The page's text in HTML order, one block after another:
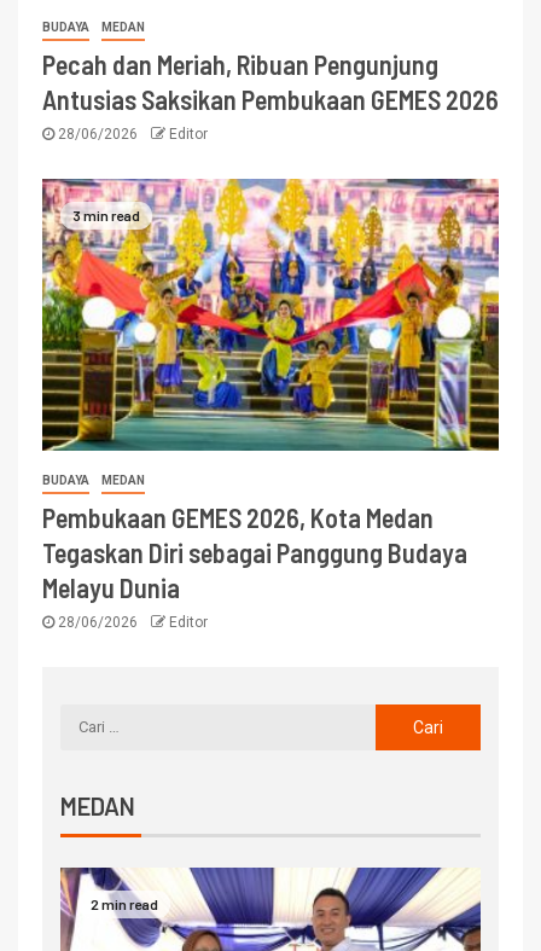
BUDAYA MEDAN
Pecah dan Meriah, Ribuan Pengunjung
Antusias Saksikan Pembukaan GEMES 2026
28/06/2026 Editor
3 min read
BUDAYA MEDAN
Pembukaan GEMES 2026, Kota Medan
Tegaskan Diri sebagai Panggung Budaya
Melayu Dunia
28/06/2026 Editor
MEDAN
2 min read